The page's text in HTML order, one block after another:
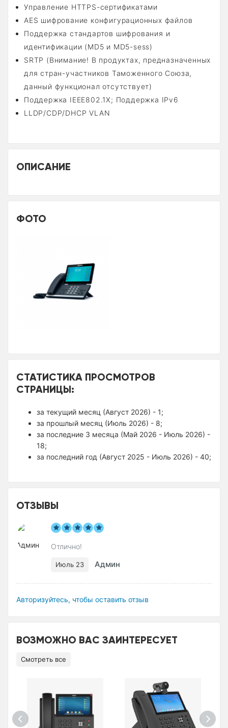
Управление HTTPS-сертификатами
AES шифрование конфигурационных файлов
Поддержка стандартов шифрования и
идентификации (MD5 и MD5-sess)
SRTP (Внимание! В продуктах, предназначенных
для стран-участников Таможенного Союза,
данный функционал отсутствует)
Поддержка IEEE802.1X; Поддержка IPv6
LLDP/CDP/DHCP VLAN
ОПИСАНИЕ
ФОТО
СТАТИСТИКА ПРОСМОТРОВ
СТРАНИЦЫ:
за текущий месяц (Август 2026) - 1;
за прошлый месяц (Июль 2026) - 8;
за последние 3 месяца (Май 2026 - Июль 2026) -
18;
за последний год (Август 2025 - Июль 2026) - 40;
ОТЗЫВЫ
Отлично!
Июль 23 Админ
Авторизуйтесь, чтобы оставить отзыв
ВОЗМОЖНО ВАС ЗАИНТЕРЕСУЕТ
Смотреть все